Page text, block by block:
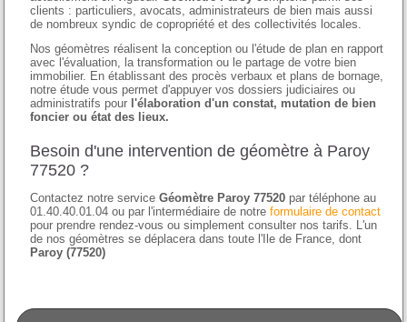
clients : particuliers, avocats, administrateurs de bien mais aussi
de nombreux syndic de copropriété et des collectivités locales.
Nos géomètres réalisent la conception ou l'étude de plan en rapport
avec l'évaluation, la transformation ou le partage de votre bien
immobilier. En établissant des procès verbaux et plans de bornage,
notre étude vous permet d'appuyer vos dossiers judiciaires ou
administratifs pour l'élaboration d'un constat, mutation de bien
foncier ou état des lieux.
Besoin d'une intervention de géomètre à Paroy
77520 ?
Contactez notre serviceGéomètre Paroy 77520 par téléphone au
01.40.40.01.04 ou par l'intermédiaire de notreformulaire de contact
pour prendre rendez-vous ou simplement consulter nos tarifs. L'un
de nos géomètres se déplacera dans toute l'Ile de France, dont
Paroy (77520)